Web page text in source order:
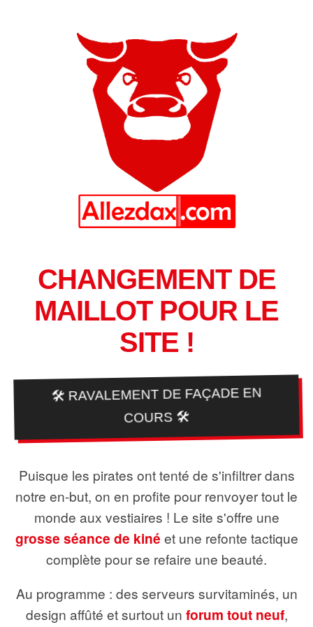
CHANGEMENT DE
MAILLOT POUR LE
SITE !
🛠️ RAVALEMENT DE FAÇADE EN
COURS 🛠️
Puisque les pirates ont tenté de s'infiltrer dans
notre en-but, on en profite pour renvoyer tout le
monde aux vestiaires ! Le site s'offre une
grosse séance de kiné et une refonte tactique
complète pour se refaire une beauté.
Au programme : des serveurs survitaminés, un
design affûté et surtout un forum tout neuf,